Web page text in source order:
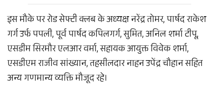
इस मौके पर रोड सेफ्टी क्लब के अध्यक्ष नरेंद्र तोमर, पार्षद राकेश
गर्ग उर्फ पपली, पूर्व पार्षद कपिलगर्ग, सुमित, अनिल शर्मा टीपू,
एसडीम सिरमौर एलआर वर्मा, सहायक आयुक्त विवेक शर्मा,
एसडीएम राजीव सांख्यान, तहसीलदार नाहन उपेंद्र चौहान सहित
अन्य गणमान्य व्यक्ति मौजूद रहे।